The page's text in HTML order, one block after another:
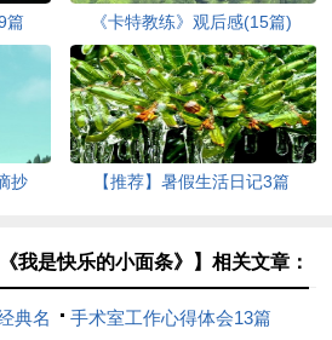
篇 《卡特教练》观后感(15篇)
抄 【推荐】暑假生活日记3篇
我是快乐的小面条》】相关文章：
典名 手术室工作心得体会13篇